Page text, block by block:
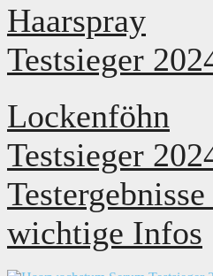
Haarspray
Testsieger
Lockenföhn
Testsieger
wichtige Infos